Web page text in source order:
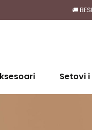
🚚
Setovi